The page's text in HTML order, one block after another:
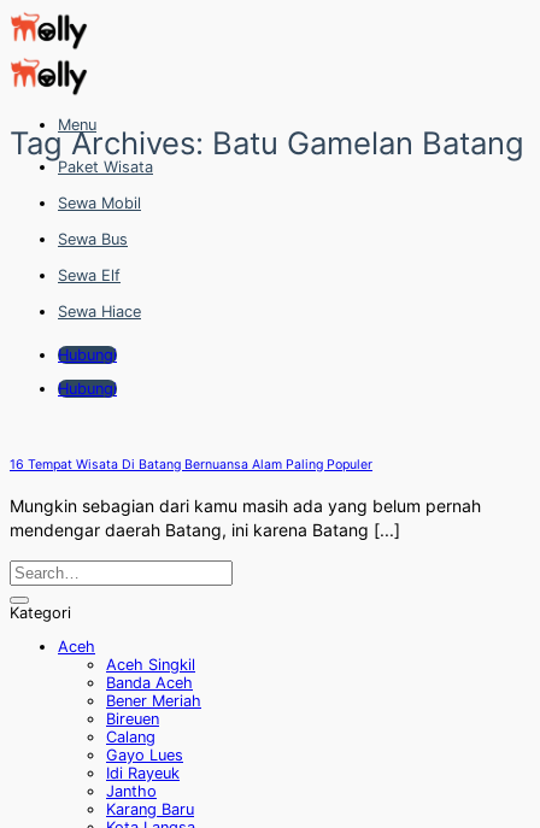
Skip
to
content
Menu
Paket Wisata
Sewa Mobil
Sewa Bus
Sewa Elf
Sewa Hiace
Hubungi
Hubungi
Tag Archives: Batu Gamelan Batang
16 Tempat Wisata Di Batang Bernuansa Alam Paling Populer
Mungkin sebagian dari kamu masih ada yang belum pernah
mendengar daerah Batang, ini karena Batang [...]
Kategori
Aceh
Aceh Singkil
Banda Aceh
Bener Meriah
Bireuen
Calang
Gayo Lues
Idi Rayeuk
Jantho
Karang Baru